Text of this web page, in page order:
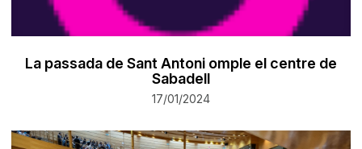
La passada de Sant Antoni omple el centre de
Sabadell
17/01/2024